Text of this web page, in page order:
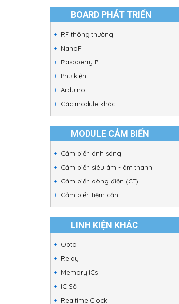
BOARD PHÁT TRIỂN
RF thông thường
NanoPi
Raspberry PI
Phụ kiện
Arduino
Các module khác
MODULE CẢM BIẾN
Cảm biến ánh sáng
Cảm biến siêu âm - âm thanh
Cảm biến dòng điện (CT)
Cảm biến tiệm cận
LINH KIỆN KHÁC
Opto
Relay
Memory ICs
IC Số
Realtime Clock